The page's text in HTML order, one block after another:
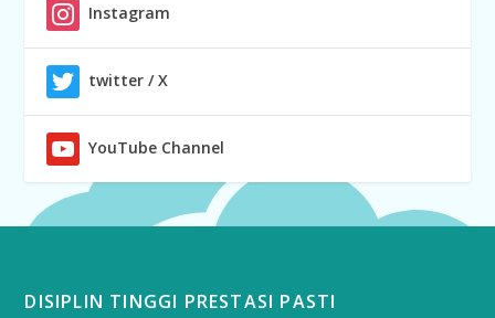
Instagram
twitter / X
YouTube Channel
DISIPLIN TINGGI PRESTASI PASTI